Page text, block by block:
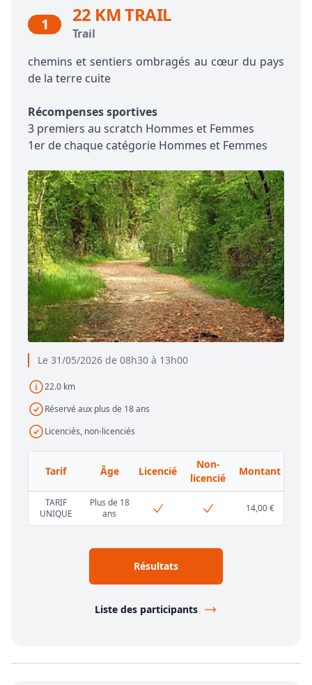
Le 31/05/2026 de 08h30 à 13h00
22.0 km
Réservé aux plus de 18 ans
Licenciés, non-licenciés
1 22 KM TRAIL
Trail
chemins et sentiers ombragés au cœur du pays
de la terre cuite
Récompenses sportives
3 premiers au scratch Hommes et Femmes
1er de chaque catégorie Hommes et Femmes
Tarif Âge Licencié
Non-
licencié
Montant
TARIF
UNIQUE
Plus de 18
ans
14,00 €
Résultats
Liste des participants